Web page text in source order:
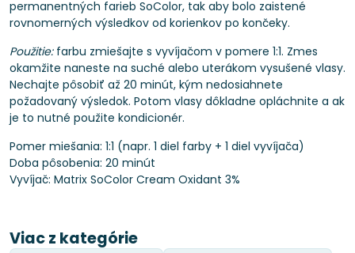
permanentných farieb SoColor, tak aby bolo zaistené
rovnomerných výsledkov od korienkov po končeky.
Použitie:farbu zmiešajte s vyvíjačom v pomere 1:1. Zmes
okamžite naneste na suché alebo uterákom vysušené vlasy.
Nechajte pôsobiť až 20 minút, kým nedosiahnete
požadovaný výsledok. Potom vlasy dôkladne opláchnite a ak
je to nutné použite kondicionér.
Pomer miešania: 1:1 (napr. 1 diel farby + 1 diel vyvíjača)
Doba pôsobenia: 20 minút
Vyvíjač: Matrix SoColor Cream Oxidant 3%
Viac z kategórie